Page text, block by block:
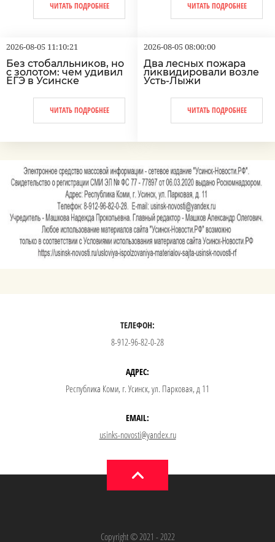
ЧИТАТЬ ПОДРОБНЕЕ ЧИТАТЬ ПОДРОБНЕЕ
2026-08-05 11:10:21
Без стобалльников, но
с золотом: чем удивил
ЕГЭ в Усинске
ЧИТАТЬ ПОДРОБНЕЕ
2026-08-05 08:00:00
Два лесных пожара
ликвидировали возле
Усть-Лыжи
ЧИТАТЬ ПОДРОБНЕЕ
ТЕЛЕФОН:
8-912-96-82-0-28
АДРЕС:
Республика Коми, г. Усинск, ул. Парковая, д 11
EMAIL:
usinks-novosti@yandex.ru
Copyright © 2021 - 2022